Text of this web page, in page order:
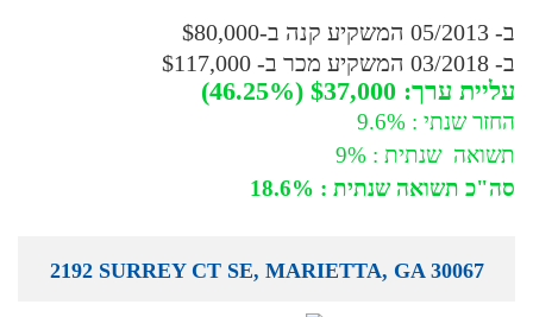
ב- 05/2013 המשקיע קנה ב-$80,000
ב- 03/2018 המשקיע מכר ב- $117,000
עליית ערך: $37,000 (46.25%)
החזר שנתי : 9.6%
תשואה שנתית : 9%
סה"כ תשואה שנתית : 18.6%
2192 SURREY CT SE, MARIETTA, GA 30067